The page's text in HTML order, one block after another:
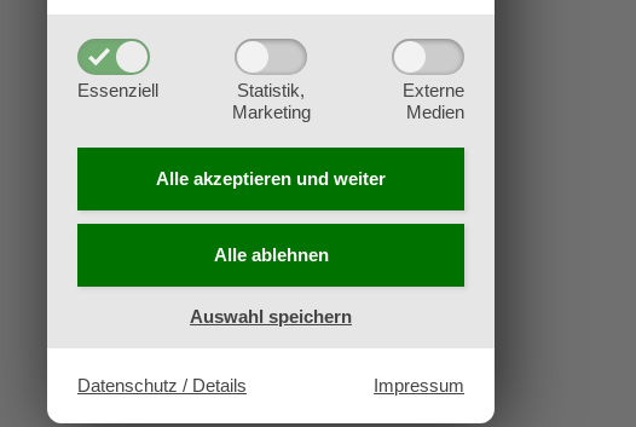
Essenziell
Statistik,
Marketing
Externe
Medien
Alle akzeptieren und weiter
Alle ablehnen
Auswahl speichern
Datenschutz / Details Impressum
Widerruf